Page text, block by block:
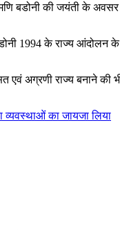
बडोनी की जयंती के
1994 के राज्य
एवं अग्रणी राज्य बनाने
व्यवस्थाओं का जायजा लिया